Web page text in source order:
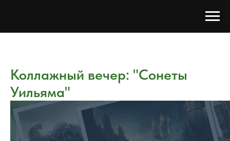
Коллажный вечер: "Сонеты
Уильяма"